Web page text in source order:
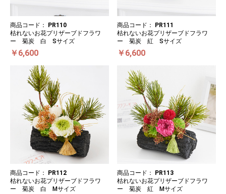
商品コード：
PR110
枯れないお花プリザーブドフラワ
ー 菊炭 白 Sサイズ
￥6,600
商品コード：
PR111
枯れないお花プリザーブドフラワ
ー 菊炭 紅 Sサイズ
￥6,600
商品コード：
PR112
枯れないお花プリザーブドフラワ
ー 菊炭 白 Mサイズ
商品コード：
PR113
枯れないお花プリザーブドフラワ
ー 菊炭 紅 Mサイズ